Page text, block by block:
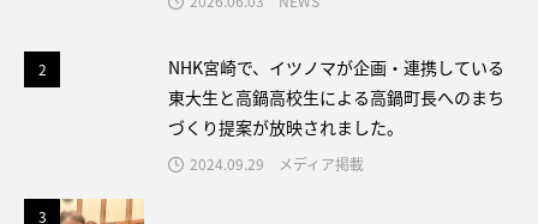
2
NHK宮崎で、イツノマが企画・連携している
東大生と高鍋高校生による高鍋町長へのまち
づくり提案が放映されました。
2024.09.29 メディア掲載
3